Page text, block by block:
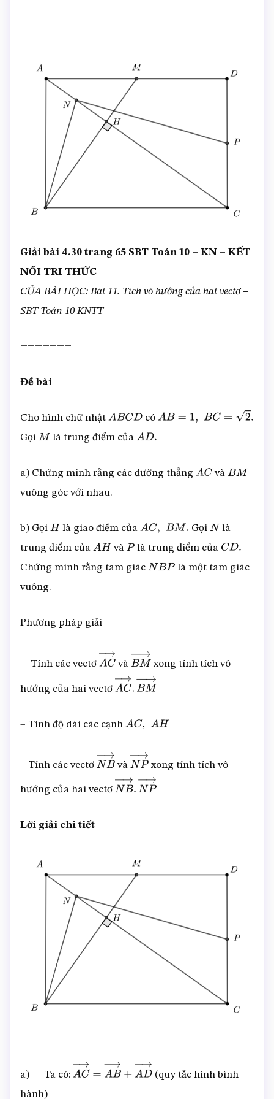
Giải bài 4.30 trang 65 SBT Toán 10 – KN – KẾT
NỐI TRI THỨC
CỦA BÀI HỌC: Bài 11. Tích vô hướng của hai vectơ –
SBT Toán 10 KNTT
=======
Đề bài
Cho hình chữ nhật ABCD cóAB= BC =2.
Gọi M là trung điểm củaAD.
a) Chứng minh rằng các đường thẳng AC vàBM
vuông góc với nhau.
b) Gọi H là giao điểm củaAC, B M. Gọi N là
trung điểm của AH và P là trung điểm của CD.
Chứng minh rằng tam giác N BP
là một tam giác
vuông.
Phương pháp giải
– Tính các vectơ AC→vàBM→xong tính tích vô
hướng của hai vectơ AC→.BM
– Tính độ dài các cạnh AC,A H
– Tính các vectơ N B→và N P→xong tính tích vô
hướng của hai vectơ N B→.NP
Lời giải chi tiết
a) Ta có: AC→= AB→ +AD →
(quy tắc hình bình
hành)